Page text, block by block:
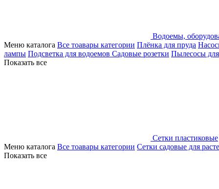
Водоемы,
Меню каталога Все тоавары категории Плёнка для пруда
лампы Подсветка для водоемов Садовые розетки Пылесосы
Показать все
Сетки пластиковые
Меню каталога Все тоавары категории Сетки садовые для
Показать все